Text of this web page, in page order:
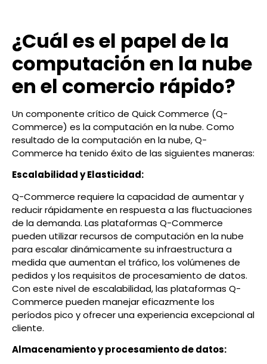
¿Cuál es el papel de la
computación en la nube
en el comercio rápido?
Un componente crítico de Quick Commerce (Q-
Commerce) es la computación en la nube. Como
resultado de la computación en la nube, Q-
Commerce ha tenido éxito de las siguientes maneras:
Escalabilidad y Elasticidad:
Q-Commerce requiere la capacidad de aumentar y
reducir rápidamente en respuesta a las fluctuaciones
de la demanda. Las plataformas Q-Commerce
pueden utilizar recursos de computación en la nube
para escalar dinámicamente su infraestructura a
medida que aumentan el tráfico, los volúmenes de
pedidos y los requisitos de procesamiento de datos.
Con este nivel de escalabilidad, las plataformas Q-
Commerce pueden manejar eficazmente los
períodos pico y ofrecer una experiencia excepcional al
cliente.
Almacenamiento y procesamiento de datos: